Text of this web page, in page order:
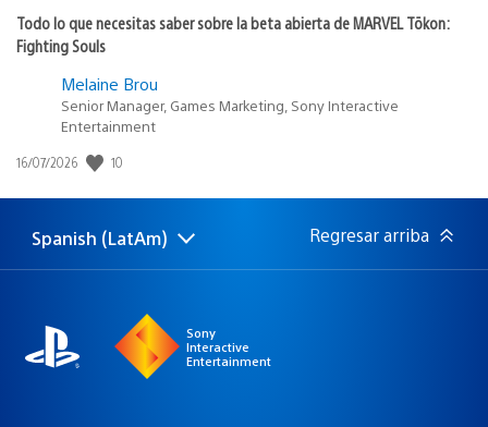
Todo lo que necesitas saber sobre la beta abierta de MARVEL Tōkon:
Fighting Souls
Melaine Brou
Senior Manager, Games Marketing, Sony Interactive
Entertainment
Fecha
publicación:
16/07/2026 10
Elige
Región
Spanish (LatAm) Regresar arriba
Sony
Interactive
Entertainment